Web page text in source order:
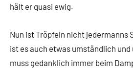
hält er quasi ewig.
Nun ist Tröpfeln nicht jedermanns
ist es auch etwas umständlich
muss gedanklich immer beim